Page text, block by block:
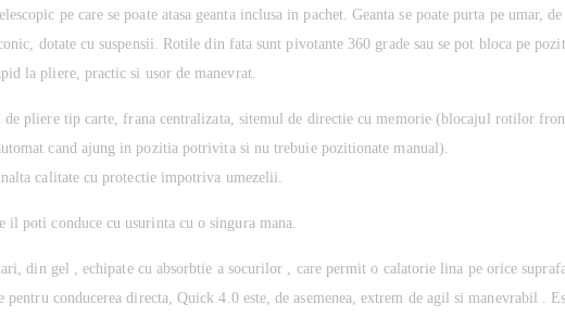
pe care se poate atasa geanta inclusa in pachet. Geanta se poate purta pe umar,
dotate cu suspensii. Rotile din fata sunt pivotante 360 grade sau se pot bloca pe
la pliere, practic si usor de manevrat.
de pliere tip carte, frana centralizata, sitemul de directie cu memorie (blocajul rotilor
cand ajung in pozitia potrivita si nu trebuie pozitionate manual).
calitate cu protectie impotriva umezelii.
il poti conduce cu usurinta cu o singura mana.
din gel , echipate cu absorbtie a socurilor , care permit o calatorie lina pe orice
conducerea directa, Quick 4.0 este, de asemenea, extrem de agil si manevrabil .